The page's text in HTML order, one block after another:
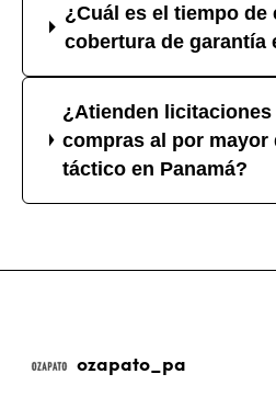
¿Cuál es el tiempo de
cobertura de garantía
¿Atienden
compras al por mayor
táctico en Panamá?
ozapato_pa